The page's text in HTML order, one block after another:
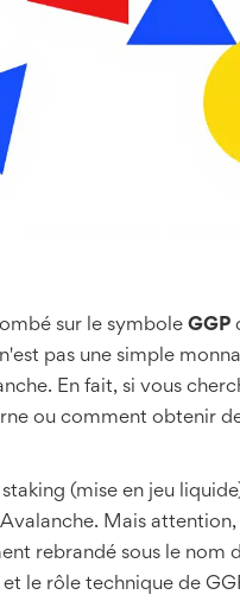
sur le symbole GGP
pas une simple
En fait, si vous
ou comment obtenir
(mise en jeu
Mais
rebrandé sous le nom
le rôle technique de